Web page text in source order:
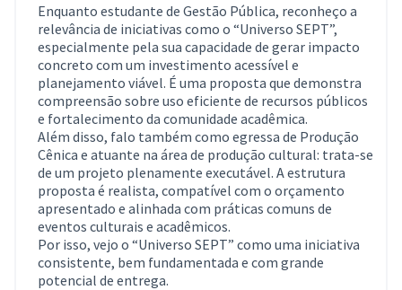
Enquanto estudante de Gestão Pública, reconheço a
relevância de iniciativas como o “Universo SEPT”,
especialmente pela sua capacidade de gerar impacto
concreto com um investimento acessível e
planejamento viável. É uma proposta que demonstra
compreensão sobre uso eficiente de recursos públicos
e fortalecimento da comunidade acadêmica.
Além disso, falo também como egressa de Produção
Cênica e atuante na área de produção cultural: trata-se
de um projeto plenamente executável. A estrutura
proposta é realista, compatível com o orçamento
apresentado e alinhada com práticas comuns de
eventos culturais e acadêmicos.
Por isso, vejo o “Universo SEPT” como uma iniciativa
consistente, bem fundamentada e com grande
potencial de entrega.